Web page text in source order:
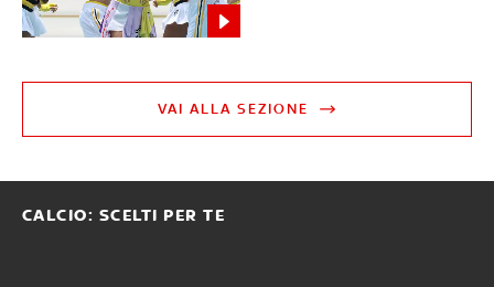
VAI ALLA SEZIONE
CALCIO: SCELTI PER TE